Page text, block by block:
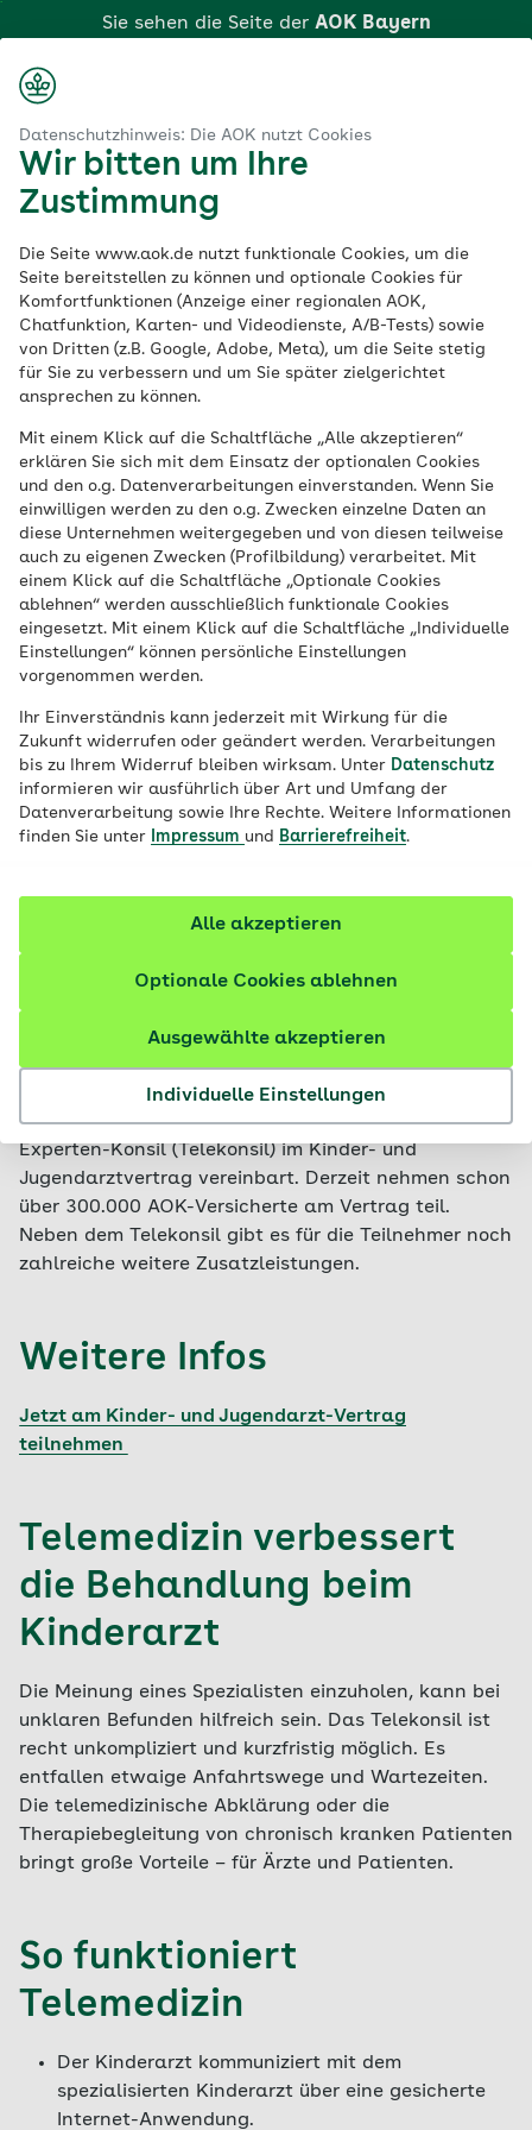
Datenschutzhinweis: Die AOK nutzt Cookies
Wir bitten um Ihre
Zustimmung
Die Seite www.aok.de nutzt funktionale Cookies, um die
Seite bereitstellen zu können und optionale Cookies für
Komfortfunktionen (Anzeige einer regionalen AOK,
Chatfunktion, Karten- und Videodienste, A/B-Tests) sowie
von Dritten (z.B. Google, Adobe, Meta), um die Seite stetig
für Sie zu verbessern und um Sie später zielgerichtet
ansprechen zu können.
Mit einem Klick auf die Schaltfläche „Alle akzeptieren“
erklären Sie sich mit dem Einsatz der optionalen Cookies
und den o.g. Datenverarbeitungen einverstanden. Wenn Sie
einwilligen werden zu den o.g. Zwecken einzelne Daten an
diese Unternehmen weitergegeben und von diesen teilweise
auch zu eigenen Zwecken (Profilbildung) verarbeitet. Mit
einem Klick auf die Schaltfläche „Optionale Cookies
ablehnen“ werden ausschließlich funktionale Cookies
eingesetzt. Mit einem Klick auf die Schaltfläche „Individuelle
Einstellungen“ können persönliche Einstellungen
vorgenommen werden.
Ihr Einverständnis kann jederzeit mit Wirkung für die
Zukunft widerrufen oder geändert werden. Verarbeitungen
bis zu Ihrem Widerruf bleiben wirksam. Unter Datenschutz
informieren wir ausführlich über Art und Umfang der
Datenverarbeitung sowie Ihre Rechte. Weitere Informationen
finden Sie unter
Impressum und Barrierefreiheit.
Individuelle Einstellungen
Ausgewählte akzeptieren
Optionale Cookies ablehnen
Alle akzeptieren
Hauptinhalt
springen
Sie sehen die Seite der AOK Bayern
Klicken Sie hier, wenn Sie zu einer anderen AOK
wechseln möchten.
Telemedizin:
Zweitmeinung online
einholen
Mit dem Telekonsil kann der Kinderarzt
einen Spezialisten online hinzuziehen.
Nützlich ist dies bei bestimmten
schwierigen oder seltenen medizinischen
Fragestellungen. Für Eltern entfällt so der
weitere Weg zu einem spezialisierten Arzt.
Bereits seit 2016 unterstützt die AOK
Kinder- und Jugendarztvertrages. Damit
ist die AOK Bayern Vorreiter für den
Einsatz in der Praxis.
Am Kinder- und
Jugendarzt-Vertrag der
AOK Bayern teilnehmen
und Vorteile nutzen
Die AOK Bayern und der Berufsverband der Kinder-
und Jugendärzte (BVKJ) haben das telemedizinische
Experten-Konsil (Telekonsil) im Kinder- und
Jugendarztvertrag vereinbart. Derzeit nehmen schon
über 300.000 AOK-Versicherte am Vertrag teil.
Neben dem Telekonsil gibt es für die Teilnehmer noch
zahlreiche weitere Zusatzleistungen.
Weitere Infos
Jetzt am Kinder- und Jugendarzt-Vertrag
teilnehmen
Telemedizin verbessert
die Behandlung beim
Kinderarzt
Die Meinung eines Spezialisten einzuholen, kann bei
unklaren Befunden hilfreich sein. Das Telekonsil ist
recht unkompliziert und kurzfristig möglich. Es
entfallen etwaige Anfahrtswege und Wartezeiten.
Die telemedizinische Abklärung oder die
Therapiebegleitung von chronisch kranken Patienten
bringt große Vorteile – für Ärzte und Patienten.
So funktioniert
Telemedizin
Der Kinderarzt kommuniziert mit dem
spezialisierten Kinderarzt über eine gesicherte
Internet-Anwendung.